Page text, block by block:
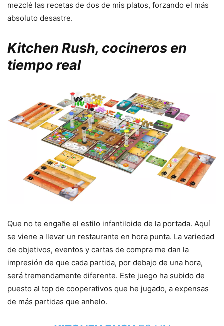
mezclé las recetas de dos de mis platos, forzando el más
absoluto desastre.
Kitchen Rush, cocineros en
tiempo real
Que no te engañe el estilo infantiloide de la portada. Aquí
se viene a llevar un restaurante en hora punta. La variedad
de objetivos, eventos y cartas de compra me dan la
impresión de que cada partida, por debajo de una hora,
será tremendamente diferente. Este juego ha subido de
puesto al top de cooperativos que he jugado, a expensas
de más partidas que anhelo.